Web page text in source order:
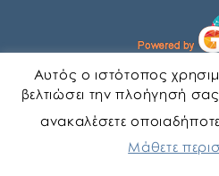
Αυτός ο ιστότοπος
βελτιώσει την πλοήγησή
ανακαλέσετε
Μάθετε
Αγγλικα